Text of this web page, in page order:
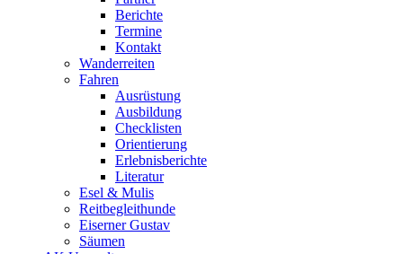
Berichte
Termine
Kontakt
Wanderreiten
Fahren
Ausrüstung
Ausbildung
Checklisten
Orientierung
Erlebnisberichte
Literatur
Esel & Mulis
Reitbegleithunde
Eiserner Gustav
Säumen